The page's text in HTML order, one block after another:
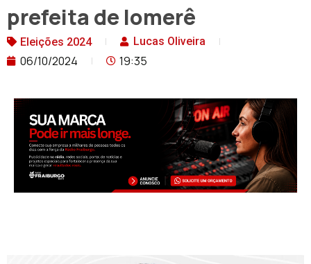
prefeita de Iomerê
Eleições 2024 Lucas Oliveira
06/10/2024 19:35